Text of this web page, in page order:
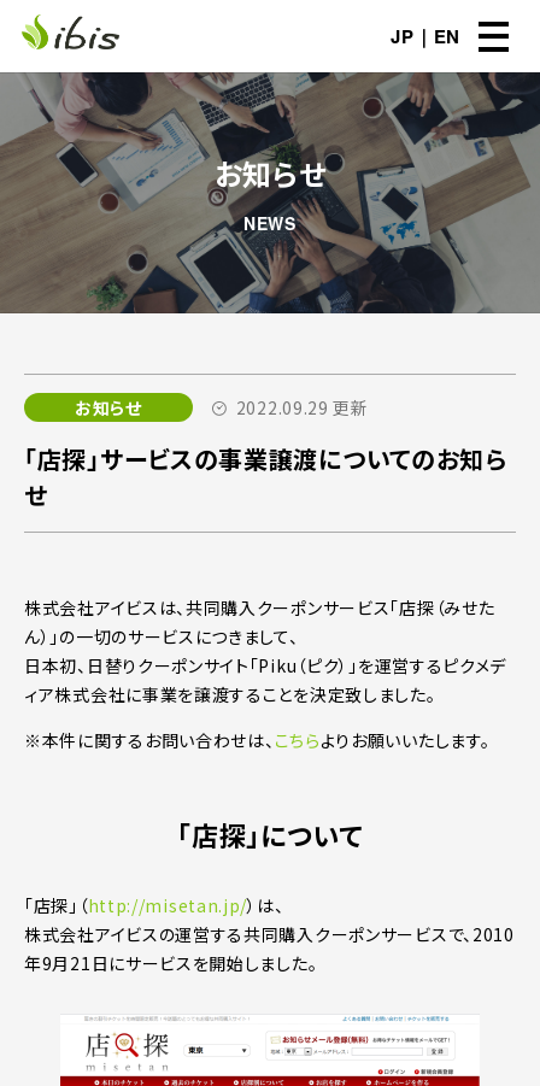
JP EN
お知らせ
NEWS
お知らせ 2022.09.29 更新
「店探」サービスの事業譲渡についてのお知ら
せ
株式会社アイビスは、共同購入クーポンサービス「店探（みせた
ん）」の一切のサービスにつきまして、
日本初、日替りクーポンサイト「Piku（ピク）」を運営するピクメデ
ィア株式会社に事業を譲渡することを決定致しました。
※本件に関するお問い合わせは、 こちらよりお願いいたします。
「店探」について
「店探」（http://misetan.jp/）は、
株式会社アイビスの運営する共同購入クーポンサービスで、2010
年9月21日にサービスを開始しました。